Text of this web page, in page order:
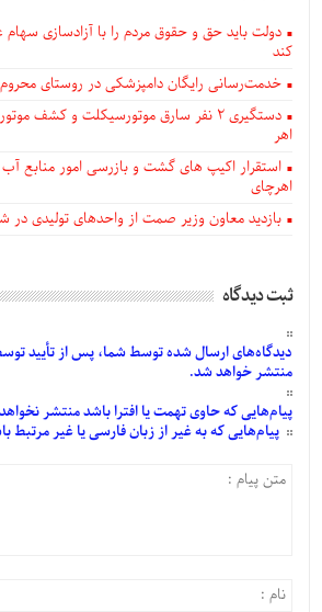
دولت باید حق و حقوق مردم را با آزادسازی سهام
کند
خدمت‌رسانی رایگان دامپزشکی در روستای
دستگيری ۲ نفر سارق موتورسیکلت و کشف
اهر
استقرار اکیپ های گشت و بازرسی امور منابع
اهرچای
بازدید معاون وزیر صمت از واحدهای تولیدی
ثبت دیدگاه
دیدگاه‌هایارسالشدهتوسط شما، پس ازتأیید
منتشر خواهد شد.
پیام‌هاییکه حاوی تهمت یا افترا باشد منتشر
پیام‌هاییکه به غیر از زبان فارسی یا غیر مرتبط